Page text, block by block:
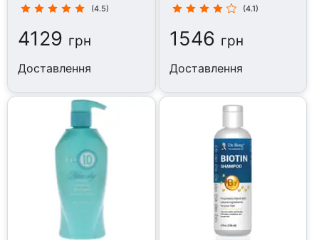
(4.5)
4129 грн
Доставлення
354 мл
(4.1)
1546 грн
Доставлення